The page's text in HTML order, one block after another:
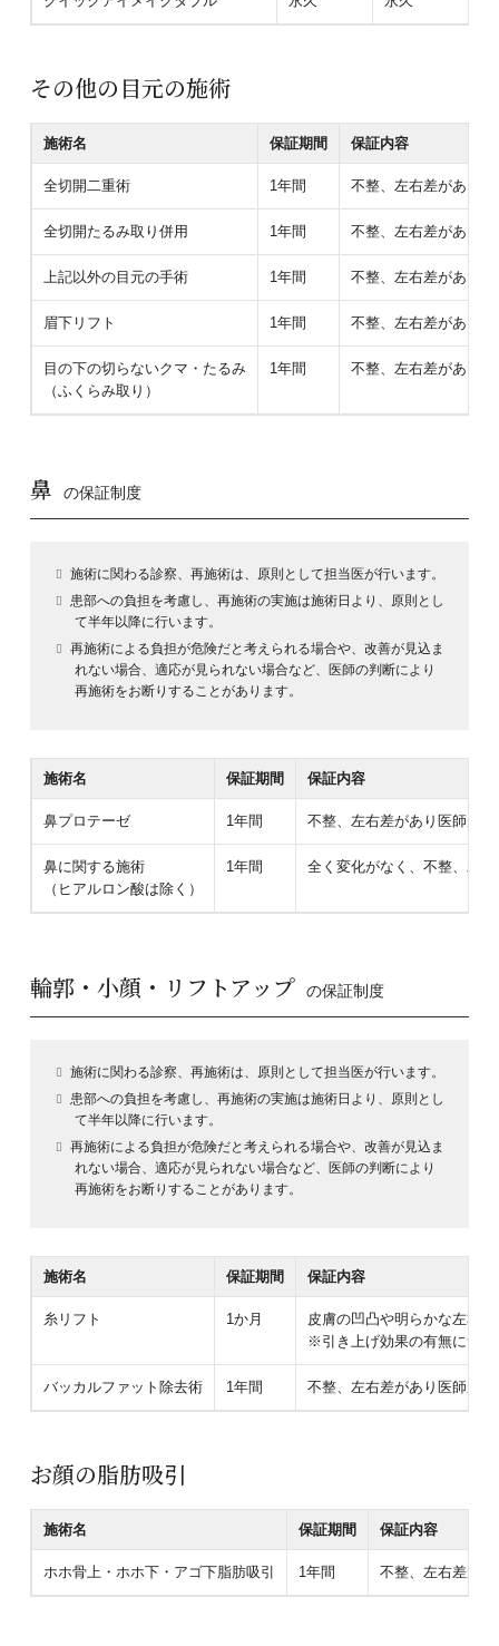
その他の目元の施術
施術名 保証期間 保証内容
全切開二重術 1年間 不整、左右差があり
全切開たるみ取り併用 1年間 不整、左右差があり
上記以外の目元の手術 1年間 不整、左右差があり
眉下リフト 1年間 不整、左右差があり
目の下の切らないクマ・たるみ
（ふくらみ取り）
1年間 不整、左右差があり
鼻 の保証制度
施術に関わる診察、再施術は、原則として担当医が行います。
患部への負担を考慮し、再施術の実施は施術日より、原則とし
て半年以降に行います。
再施術による負担が危険だと考えられる場合や、改善が見込ま
れない場合、適応が見られない場合など、医師の判断により
再施術をお断りすることがあります。
施術名 保証期間 保証内容
鼻プロテーゼ 1年間 不整、左右差があり医師が
鼻に関する施術
（ヒアルロン酸は除く）
1年間 全く変化がなく、不整、左
輪郭・小顔・リフトアップ の保証制度
施術に関わる診察、再施術は、原則として担当医が行います。
患部への負担を考慮し、再施術の実施は施術日より、原則とし
て半年以降に行います。
再施術による負担が危険だと考えられる場合や、改善が見込ま
れない場合、適応が見られない場合など、医師の判断により
再施術をお断りすることがあります。
施術名 保証期間 保証内容
糸リフト 1か月
皮膚の凹凸や明らかな左右
※引き上げ効果の有無につ
バッカルファット除去術 1年間 不整、左右差があり医師が
お顔の脂肪吸引
施術名 保証期間 保証内容
ホホ骨上・ホホ下・アゴ下脂肪吸引 1年間 不整、左右差が